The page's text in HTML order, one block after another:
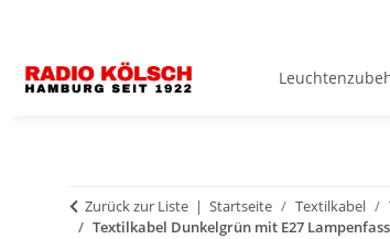
Zurück zur Liste Startseite Textilkabel
Textilkabel Dunkelgrün mit E27